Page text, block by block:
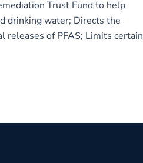
Trust Fund to help
drinking water; Directs the
releases of PFAS; Limits certain